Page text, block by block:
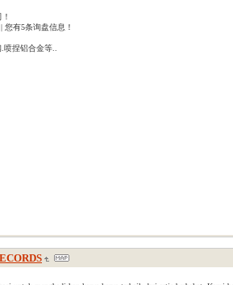
您有5条询盘信息！
捏铝合金等..